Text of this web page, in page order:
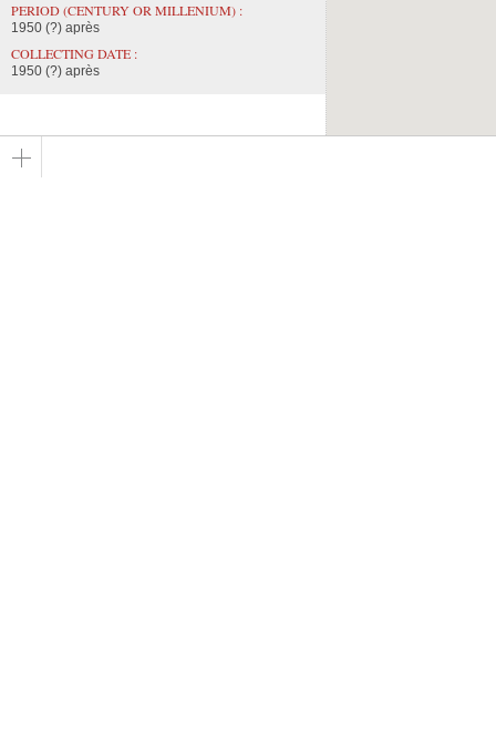
PERIOD (CENTURY OR MILLENIUM) :
1950 (?) après
COLLECTING DATE :
1950 (?) après